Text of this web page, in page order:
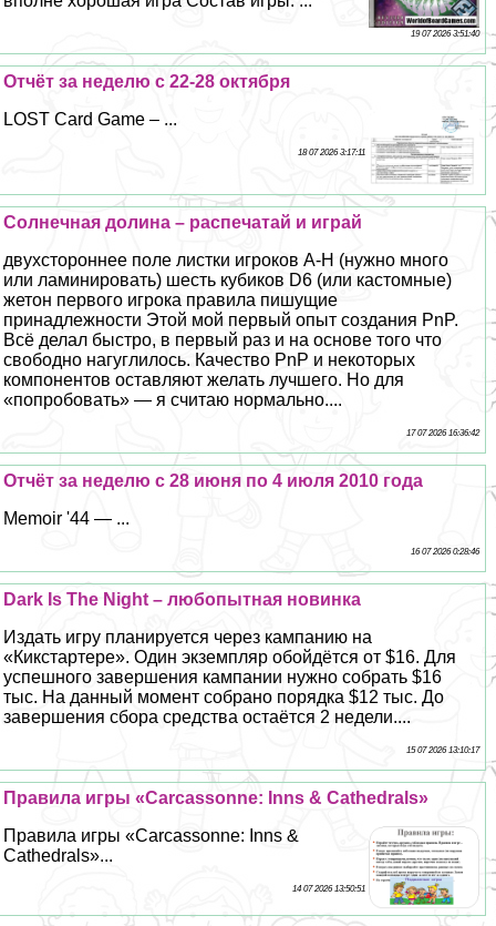
19 07 2026 3:51:40
Отчёт за неделю с 22-28 октября
LOST Card Game – ...
18 07 2026 3:17:11
Солнечная долина – распечатай и играй
двухстороннее поле листки игроков A-H (нужно много
или ламинировать) шесть кубиков D6 (или кастомные)
жетон первого игрока правила пишущие
принадлежности Этой мой первый опыт создания PnP.
Всё делал быстро, в первый раз и на основе того что
свободно нагуглилось. Качество PnP и некоторых
компонентов оставляют желать лучшего. Но для
«попробовать» — я считаю нормально....
17 07 2026 16:36:42
Отчёт за неделю с 28 июня по 4 июля 2010 года
Memoir '44 — ...
16 07 2026 0:28:46
Dark Is The Night – любопытная новинка
Издать игру планируется через кампанию на
«Кикстартере». Один экземпляр обойдётся от $16. Для
успешного завершения кампании нужно собрать $16
тыс. На данный момент собрано порядка $12 тыс. До
завершения сбора средства остаётся 2 недели....
15 07 2026 13:10:17
Правила игры «Carcassonne: Inns & Cathedrals»
Правила игры «Carcassonne: Inns &
Cathedrals»...
14 07 2026 13:50:51